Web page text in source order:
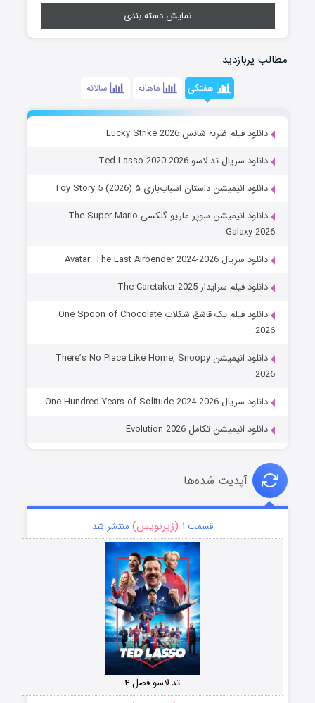
نمایش دسته بندی
مطالب پربازدید
هفتگی ماهانه سالانه
دانلود فیلم ضربه شانس Lucky Strike 2026
دانلود سریال تد لاسو Ted Lasso 2020-2026
دانلود انیمیشن داستان اسباب‌بازی ۵ Toy Story 5 (2026)
دانلود انیمیشن سوپر ماریو گلکسی The Super Mario
Galaxy 2026
دانلود سریال Avatar: The Last Airbender 2024-2026
دانلود فیلم سرایدار The Caretaker 2025
دانلود فیلم یک قاشق شکلات One Spoon of Chocolate
2026
دانلود انیمیشن There’s No Place Like Home, Snoopy
2026
دانلود سریال One Hundred Years of Solitude 2024-2026
دانلود انیمیشن تکامل Evolution 2026
آپدیت شده‌ها
قسمت ۱ (زیرنویس) منتشر شد
تد لاسو فصل ۴